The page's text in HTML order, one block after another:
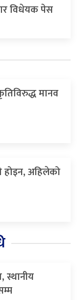
विधेयक पेस
मानव
होइन, अहिलेको
स्थानीय